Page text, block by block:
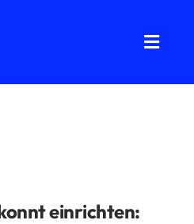
einrichten: